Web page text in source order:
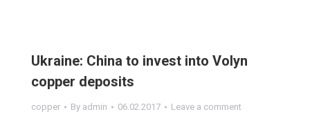
Ukraine: China to invest into Volyn
copper deposits
copper By admin 06.02.2017 Leave a comment